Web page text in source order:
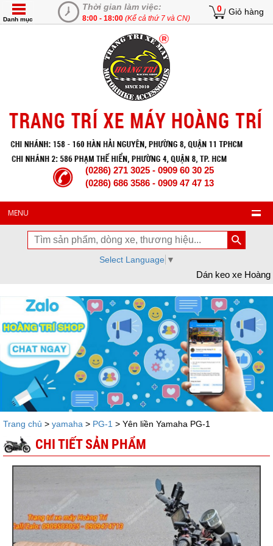
Thời gian làm việc:
8:00 - 18:00 (Kể cả thứ 7 và CN)
0 Giỏ hàng
Danh mục
(0286) 271 3025 - 0909 60 30 25
(0286) 686 3586 - 0909 47 47 13
MENU
Select Language ▼
Dán keo xe Hoàng Trí chào mừng bạn
Trang chủ > yamaha > PG-1 > Yên liền Yamaha PG-1
CHI TIẾT SẢN PHẨM